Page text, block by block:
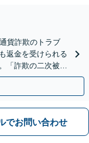
貨詐欺のトラブ
返金を受けられる
「詐欺の二次被
相談可】
でお問い合わせ